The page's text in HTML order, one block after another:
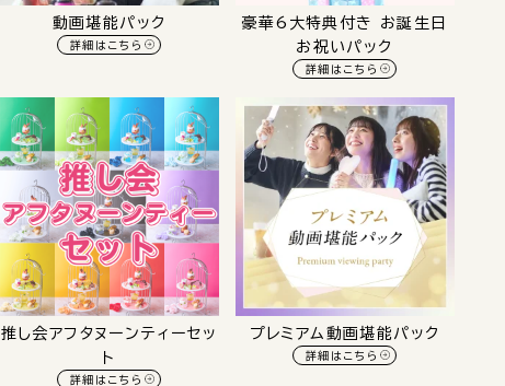
動画堪能パック
詳細はこちら
豪華6大特典付き お誕生日
お祝いパック
詳細はこちら
推し会アフタヌーンティーセッ
ト
詳細はこちら
プレミアム動画堪能パック
詳細はこちら